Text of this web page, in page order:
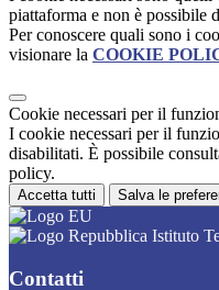
piattaforma e non è possibile
Per conoscere quali sono i
visionare la COOKIE
Cookie necessari per il
I cookie necessari per il
disabilitati. È possibile
policy.
Accetta tutti Salva le
Istituto
Contatti